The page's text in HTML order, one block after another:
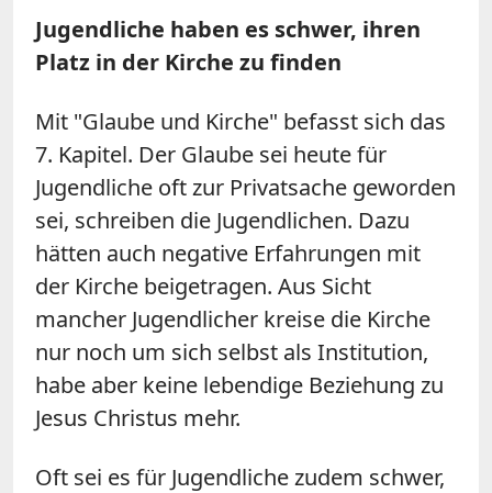
Jugendliche haben es schwer, ihren
Platz in der Kirche zu finden
Mit "Glaube und Kirche" befasst sich das
7. Kapitel. Der Glaube sei heute für
Jugendliche oft zur Privatsache geworden
sei, schreiben die Jugendlichen. Dazu
hätten auch negative Erfahrungen mit
der Kirche beigetragen. Aus Sicht
mancher Jugendlicher kreise die Kirche
nur noch um sich selbst als Institution,
habe aber keine lebendige Beziehung zu
Jesus Christus mehr.
Oft sei es für Jugendliche zudem schwer,